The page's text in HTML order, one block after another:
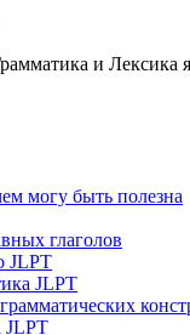
и Лексика
могу быть полезна
глаголов
JLPT
JLPT
JLPT